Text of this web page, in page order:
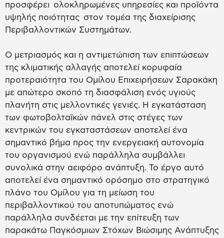
προσφέρει ολοκληρωμένες υπηρεσίες και προϊόντα
υψηλής ποιότητας στον τομέα της διαχείρισης
Περιβαλλοντικών Συστημάτων.
Ο μετριασμός και η αντιμετώπιση των επιπτώσεων
της κλιματικής αλλαγής αποτελεί κορυφαία
προτεραιότητα του Ομίλου Επιχειρήσεων Σαρακάκη
με απώτερο σκοπό τη διασφάλιση ενός υγιούς
πλανήτη στις μελλοντικές γενιές. Η εγκατάσταση
των φωτοβολταϊκών πάνελ στις στέγες των
κεντρικών του εγκαταστάσεων αποτελεί ένα
σημαντικό βήμα προς την ενεργειακή αυτονομία
του οργανισμού ενώ παράλληλα συμβάλλει
συνολικά στην αειφόρο ανάπτυξη. Το έργο αυτό
αποτελεί ένα σημαντικό ορόσημο στο στρατηγικό
πλάνο του Ομίλου για τη μείωση του
περιβαλλοντικού του αποτυπώματος ενώ
παράλληλα συνδέεται με την επίτευξη των
παρακάτω Παγκόσμιων Στόχων Βιώσιμης Ανάπτυξης